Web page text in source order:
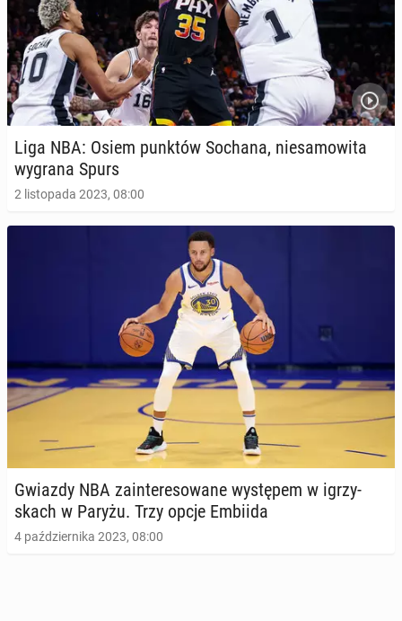
Liga NBA: Osiem punktów Sochana, nie­sa­mo­wi­ta
wygrana Spurs
2 listopada 2023, 08:00
Gwiazdy NBA za­in­te­re­so­wa­ne wy­stę­pem w igrzy­
skach w Paryżu. Trzy opcje Embiida
4 października 2023, 08:00